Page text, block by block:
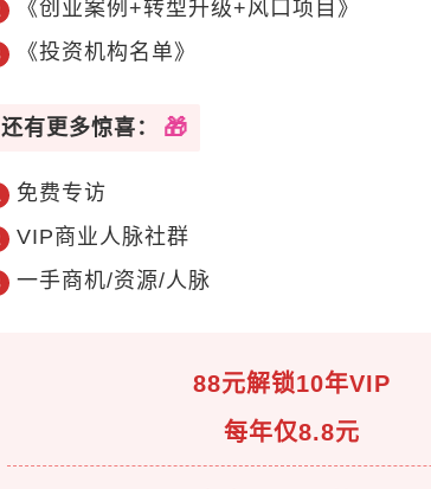
《创业案例+转型升级+风口项目》
《投资机构名单》
还有更多惊喜：
免费专访
VIP商业人脉社群
一手商机/资源/人脉
88元解锁10年VIP
每年仅8.8元